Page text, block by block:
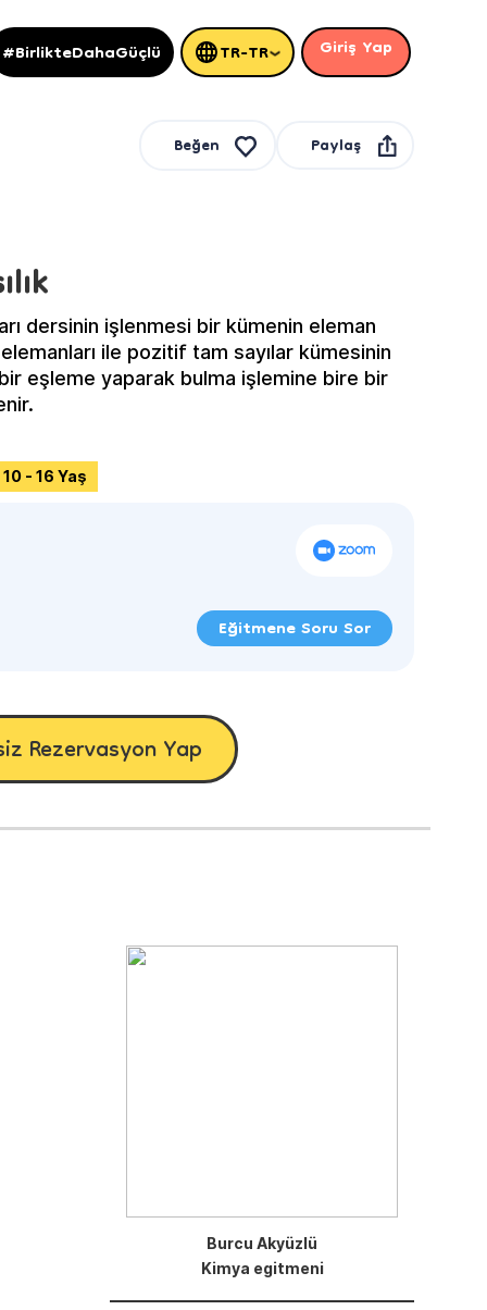
#BirlikteDahaGüçlü TR-TR Giriş Yap
Beğen
Paylaş
dersinin işlenmesi bir kümenin eleman
elemanları ile pozitif tam sayılar kümesinin
eşleme yaparak bulma işlemine bire bir
10 - 16 Yaş
Eğitmene Soru Sor
Rezervasyon Yap
Burcu Akyüzlü
Kimya egitmeni